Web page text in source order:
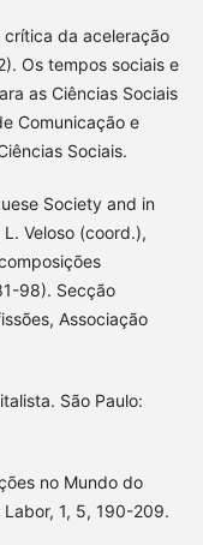
crítica da aceleração
Os tempos sociais e
as Ciências Sociais
Comunicação e
Sociais.
Society and in
Veloso (coord.),
98). Secção
Associação
São Paulo:
no Mundo do
1, 5, 190-209.